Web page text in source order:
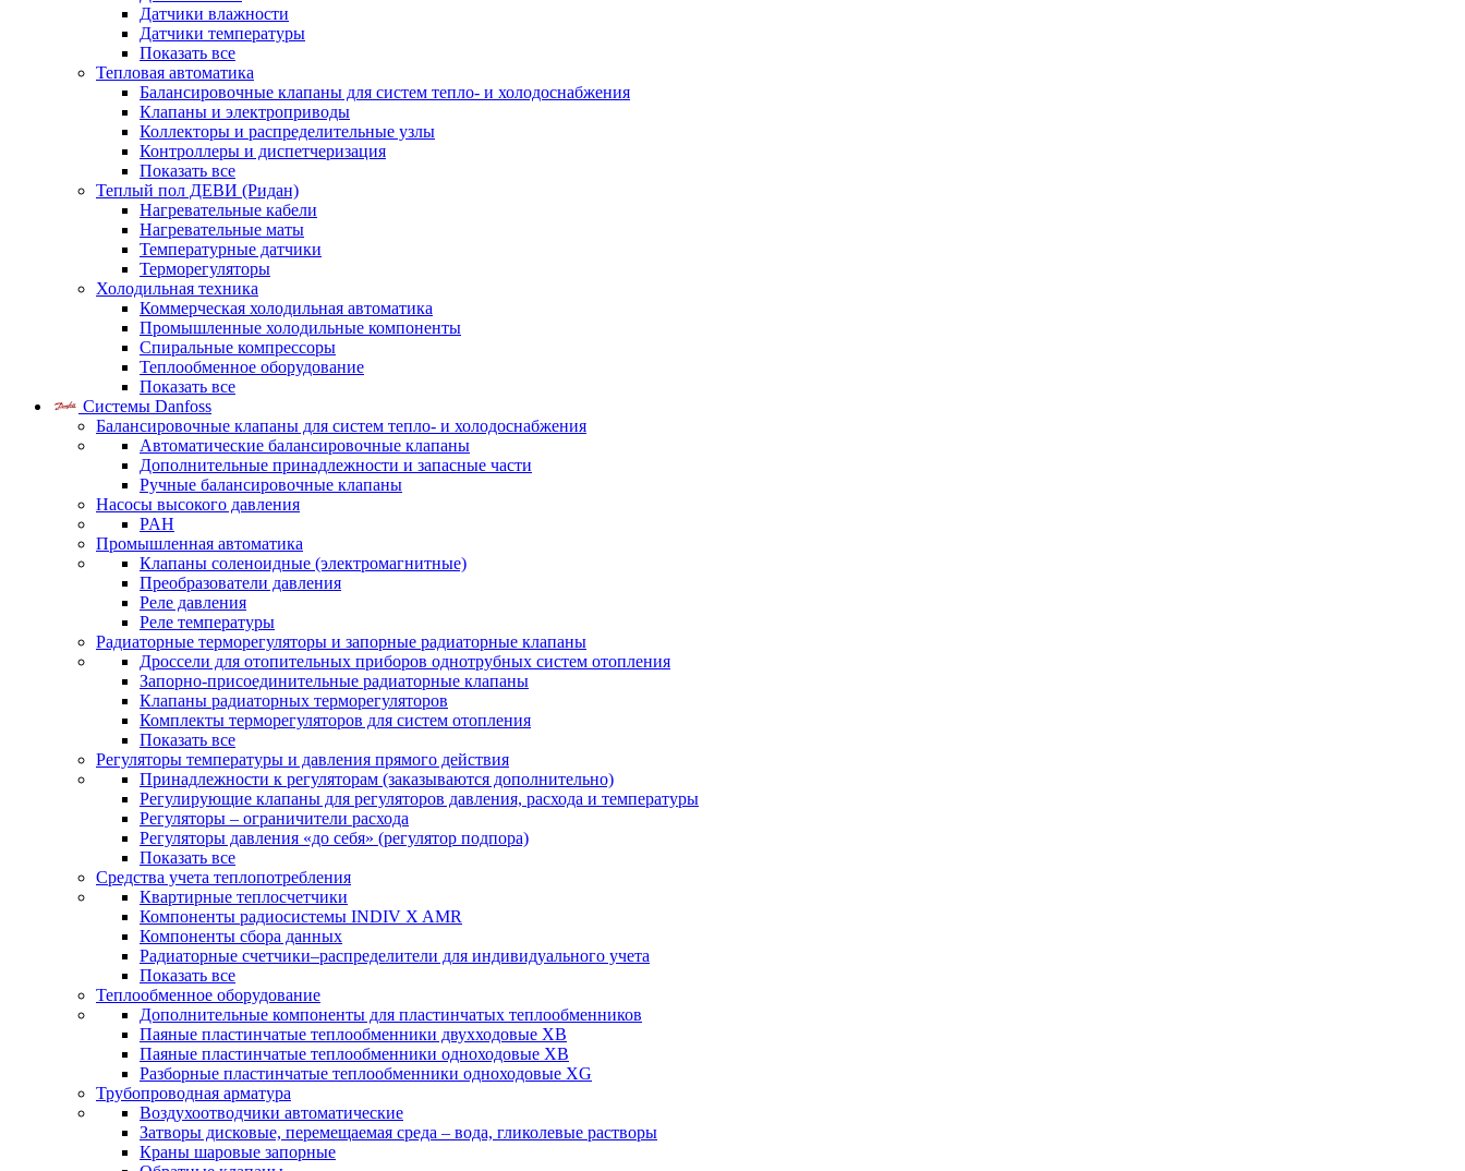
Датчики влажности
Датчики температуры
Показать все
Тепловая автоматика
Балансировочные клапаны для систем тепло- и холодоснабжения
Клапаны и электроприводы
Коллекторы и распределительные узлы
Контроллеры и диспетчеризация
Показать все
Теплый пол ДЕВИ (Ридан)
Нагревательные кабели
Нагревательные маты
Температурные датчики
Терморегуляторы
Холодильная техника
Коммерческая холодильная автоматика
Промышленные холодильные компоненты
Спиральные компрессоры
Теплообменное оборудование
Показать все
Системы Danfoss
Балансировочные клапаны для систем тепло- и холодоснабжения
Автоматические балансировочные клапаны
Дополнительные принадлежности и запасные части
Ручные балансировочные клапаны
Насосы высокого давления
PAH
Промышленная автоматика
Клапаны соленоидные (электромагнитные)
Преобразователи давления
Реле давления
Реле температуры
Радиаторные терморегуляторы и запорные радиаторные клапаны
Дроссели для отопительных приборов однотрубных систем отопления
Запорно-присоединительные радиаторные клапаны
Клапаны радиаторных терморегуляторов
Комплекты терморегуляторов для систем отопления
Показать все
Регуляторы температуры и давления прямого действия
Принадлежности к регуляторам (заказываются дополнительно)
Регулирующие клапаны для регуляторов давления, расхода и температуры
Регуляторы – ограничители расхода
Регуляторы давления «до себя» (регулятор подпора)
Показать все
Средства учета теплопотребления
Квартирные теплосчетчики
Компоненты радиосистемы INDIV X AMR
Компоненты сбора данных
Радиаторные счетчики–распределители для индивидуального учета
Показать все
Теплообменное оборудование
Дополнительные компоненты для пластинчатых теплообменников
Паяные пластинчатые теплообменники двухходовые XB
Паяные пластинчатые теплообменники одноходовые ХВ
Разборные пластинчатые теплообменники одноходовые ХG
Трубопроводная арматура
Воздухоотводчики автоматические
Затворы дисковые, перемещаемая среда – вода, гликолевые растворы
Краны шаровые запорные